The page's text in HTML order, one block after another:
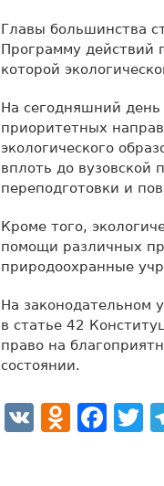
Главы большинства
Программу действий
которой
На сегодняшний день
приоритетных
экологического
вплоть до вузовской
переподготовки и
Кроме того,
помощи различных
природоохранные
На законодательном
в статье 42
право на
состоянии.
VK